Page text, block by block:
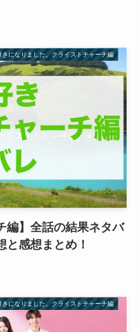
きになりました。クライストチャーチ編
編】全話の結果ネタバ
と感想まとめ！
きになりました。クライストチャーチ編